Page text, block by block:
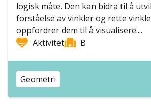
logisk måte. Den kan bidra til å
forståelse av vinkler og rette
oppfordrer dem til å visualisere....
Aktivitet
B
Geometri